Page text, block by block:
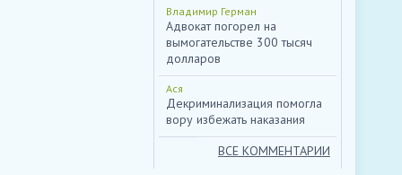
Владимир Герман
Адвокат погорел на
вымогательстве 300 тысяч
долларов
Ася
Декриминализация помогла
вору избежать наказания
ВСЕ КОММЕНТАРИИ